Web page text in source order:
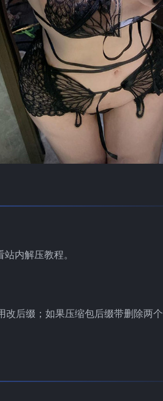
内解压教程。
后缀；如果压缩包后缀带删除两个